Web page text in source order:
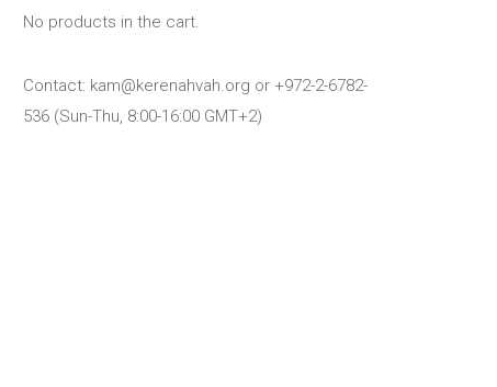
No products in the cart.
Contact: kam@kerenahvah.org or +972-2-6782-
536 (Sun-Thu, 8:00-16:00 GMT+2)